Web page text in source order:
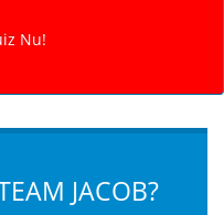
JACOB?